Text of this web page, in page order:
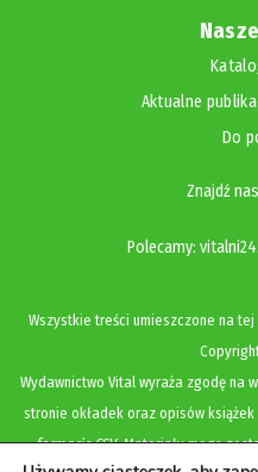
Aktualne
Do
Znajdź
Polecamy:
Wszystkie treści umieszczone na
Wydawnictwo Vital wyraża zgodę na
stronie okładek oraz opisów
formacie CSV. Materiały mogą